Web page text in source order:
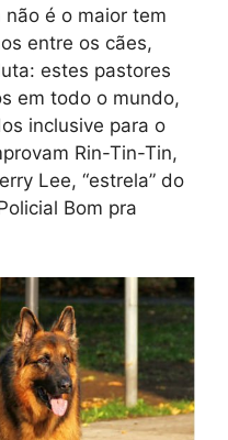
não é o maior tem
entre os cães,
estes pastores
em todo o mundo,
inclusive para o
Rin-Tin-Tin,
Lee, “estrela” do
Bom pra